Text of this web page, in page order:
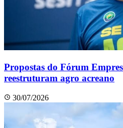
Propostas do Fórum
reestruturam agro acreano
30/07/2026